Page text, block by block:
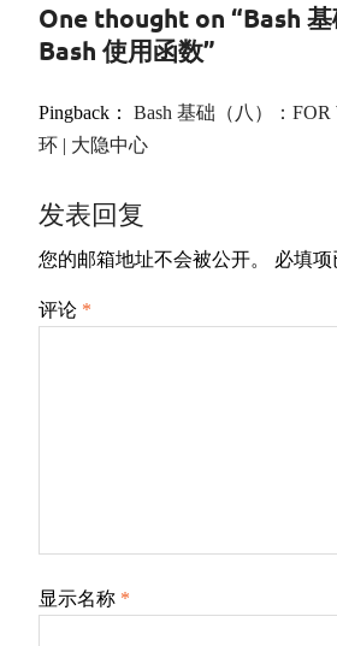
One thought on “Bash 基
Bash 使用函数”
Pingback： Bash 基础（八）：
环 | 大隐中心
发表回复
您的邮箱地址不会被公开。 必填项
评论 *
显示名称 *